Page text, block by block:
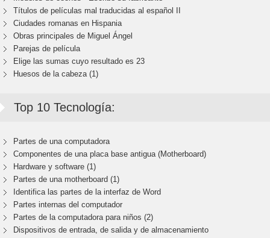
Títulos de películas mal traducidas al español II
Ciudades romanas en Hispania
Obras principales de Miguel Ángel
Parejas de película
Elige las sumas cuyo resultado es 23
Huesos de la cabeza (1)
Top 10 Tecnología:
Partes de una computadora
Componentes de una placa base antigua (Motherboard)
Hardware y software (1)
Partes de una motherboard (1)
Identifica las partes de la interfaz de Word
Partes internas del computador
Partes de la computadora para niños (2)
Dispositivos de entrada, de salida y de almacenamiento